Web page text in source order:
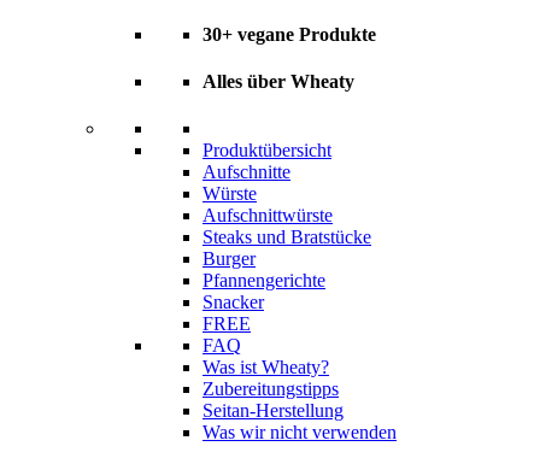
30+ vegane Produkte
Alles über Wheaty
Produktübersicht
Aufschnitte
Würste
Aufschnittwürste
Steaks und Bratstücke
Burger
Pfannengerichte
Snacker
FREE
FAQ
Was ist Wheaty?
Zubereitungstipps
Seitan-Herstellung
Was wir nicht verwenden